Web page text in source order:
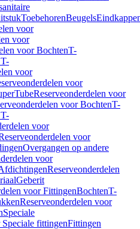
ToebehorenBeugels
voor
voor
voor BochtenT-
voor
voor
Reserveonderdelen voor
voor BochtenT-
voor
voor
Overgangen op andere
voor
Reserveonderdelen
Geberit
voor FittingenBochtenT-
Reserveonderdelen voor
Speciale
fittingenFittingen